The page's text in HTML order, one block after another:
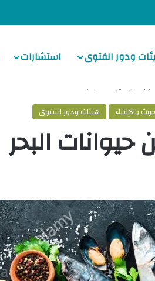
ودور الفتوى استشارات
من حيوانات البحر
والإفتاء هيئات ودور الفتوى
البحر